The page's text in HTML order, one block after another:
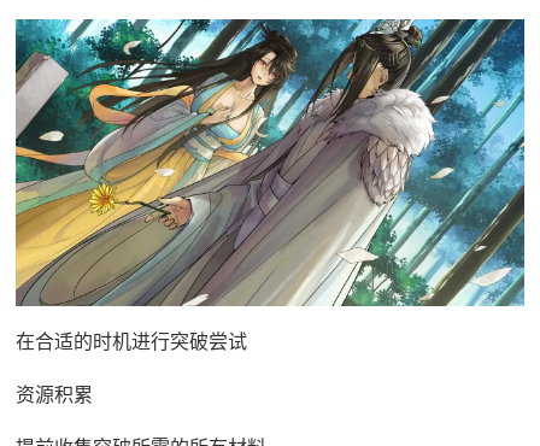
在合适的时机进行突破尝试
资源积累